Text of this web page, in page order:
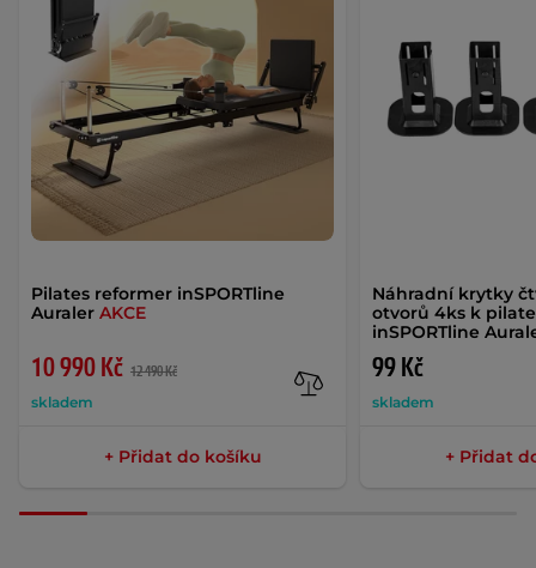
Pilates reformer inSPORTline
Auraler AKCE
10 990 Kč 12 490 Kč
skladem
+ Přidat do košíku
Náhradní krytky
otvorů 4ks k
inSPORTline
99 Kč
skladem
+ Přidat